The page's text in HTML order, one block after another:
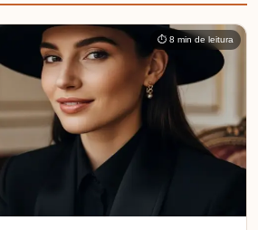
⏱ 8 min de leitura